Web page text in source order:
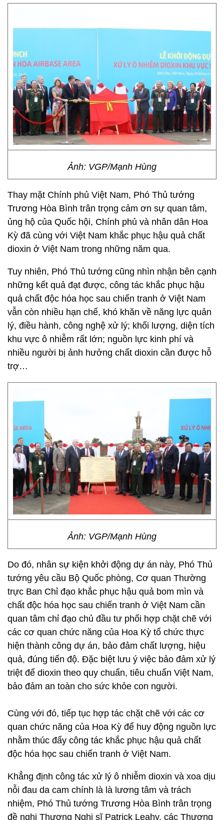
Ảnh: VGP/Mạnh Hùng
Thay mặt Chính phủ Việt Nam, Phó Thủ tướng
Trương Hòa Bình trân trọng cảm ơn sự quan tâm,
ủng hộ của Quốc hội, Chính phủ và nhân dân Hoa
Kỳ đã cùng với Việt Nam khắc phục hậu quả chất
dioxin ở Việt Nam trong những năm qua.
Tuy nhiên, Phó Thủ tướng cũng nhìn nhận bên cạnh
những kết quả đạt được, công tác khắc phục hậu
quả chất độc hóa học sau chiến tranh ở Việt Nam
vẫn còn nhiều hạn chế, khó khăn về năng lực quản
lý, điều hành, công nghệ xử lý; khối lượng, diện tích
khu vực ô nhiễm rất lớn; nguồn lực kinh phí và
nhiều người bị ảnh hưởng chất dioxin cần được hỗ
trợ…
Ảnh: VGP/Mạnh Hùng
Do đó, nhân sự kiện khởi động dự án này, Phó Thủ
tướng yêu cầu Bộ Quốc phòng, Cơ quan Thường
trực Ban Chỉ đạo khắc phục hậu quả bom mìn và
chất độc hóa học sau chiến tranh ở Việt Nam cần
quan tâm chỉ đạo chủ đầu tư phối hợp chặt chẽ với
các cơ quan chức năng của Hoa Kỳ tổ chức thực
hiện thành công dự án, bảo đảm chất lượng, hiệu
quả, đúng tiến độ. Đặc biệt lưu ý việc bảo đảm xử lý
triệt để dioxin theo quy chuẩn, tiêu chuẩn Việt Nam,
bảo đảm an toàn cho sức khỏe con người.
Cùng với đó, tiếp tục hợp tác chặt chẽ với các cơ
quan chức năng của Hoa Kỳ để huy động nguồn lực
nhằm thúc đẩy công tác khắc phục hậu quả chất
độc hóa học sau chiến tranh ở Việt Nam.
Khẳng định công tác xử lý ô nhiễm dioxin và xoa dịu
nỗi đau da cam chính là là lương tâm và trách
nhiệm, Phó Thủ tướng Trương Hòa Bình trân trọng
đề nghị Thượng Nghị sĩ Patrick Leahy, các Thượng